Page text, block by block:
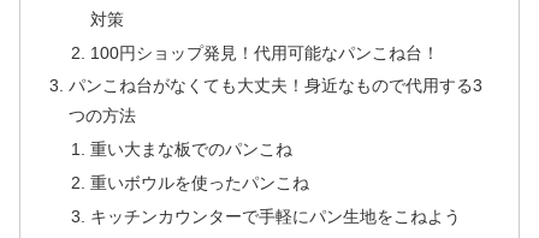
対策
100円ショップ発見！代用可能なパンこね台！
パンこね台がなくても大丈夫！身近なもので代用する3
つの方法
重い大まな板でのパンこね
重いボウルを使ったパンこね
キッチンカウンターで手軽にパン生地をこねよう